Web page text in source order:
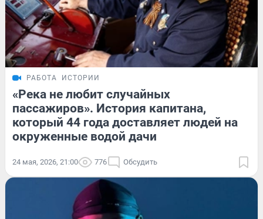
РАБОТА ИСТОРИИ
«Река не любит случайных
пассажиров». История капитана,
который 44 года доставляет людей на
окруженные водой дачи
24 мая, 2026, 21:00 776 Обсудить